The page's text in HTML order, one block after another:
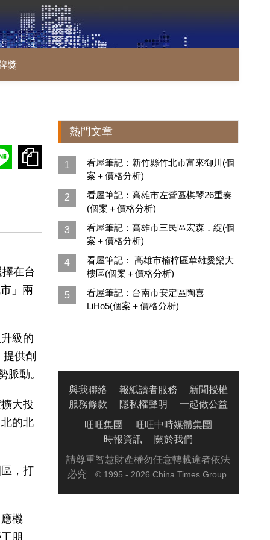
獎
在台
」兩
級的
供創
脈動。
大投
的北
，打
機
朋
熱門文章
1
看屋筆記：新竹縣竹北市富來御川(個
案＋價格分析)
2
看屋筆記：高雄市左營區棋琴26重奏
(個案＋價格分析)
3
看屋筆記：高雄市三民區宏森．綻(個
案＋價格分析)
4
看屋筆記： 高雄市楠梓區華雄愛樂大
樓區(個案＋價格分析)
5
看屋筆記：台南市安定區陶喜
LiHo5(個案＋價格分析)
與我聯絡 報紙讀者服務
新聞授權
服務條款
隱私權聲明
一起做公益
旺旺集團
旺旺中時媒體集團
時報資訊
關於我們
請尊重智慧財產權勿任意轉載違者依法
必究
© 1995 - 2026 China Times Group.